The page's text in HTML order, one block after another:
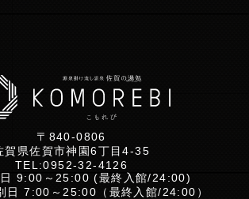
〒840-0806
賀県佐賀市神園6丁目4-35
TEL:0952-32-4126
日 9:00～25:00 (最終入館/24:00)
日 7:00～25:00（最終入館/24:00）